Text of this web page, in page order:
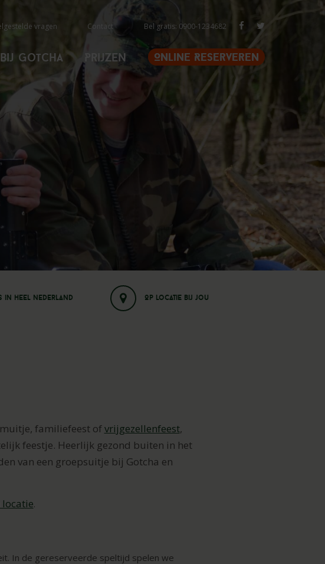
vragen Contact Bel gratis: 0900-1234682
Gotcha Prijzen Online Reserveren
in heel nederland Op locatie bij jou
familiefeest ofvrijgezellenfeest,
feestje. Heerlijk gezond buiten in het
van een groepsuitje bij Gotcha en
locatie.
In de gereserveerde speltijd spelen we